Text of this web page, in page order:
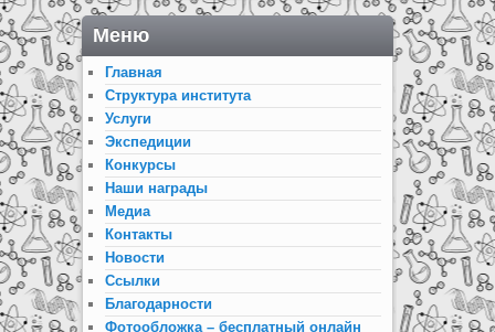
Меню
Главная
Структура института
Услуги
Экспедиции
Конкурсы
Наши награды
Медиа
Контакты
Новости
Ссылки
Благодарности
Фотообложка – бесплатный онлайн